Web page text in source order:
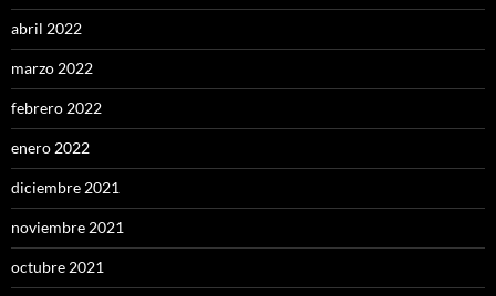
abril 2022
marzo 2022
febrero 2022
enero 2022
diciembre 2021
noviembre 2021
octubre 2021